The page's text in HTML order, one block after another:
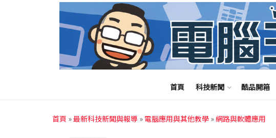
首頁 科技新聞 酷品開箱
首頁 »最新科技新聞與報導 » 電腦應用與其他教學 »網路與軟體應用